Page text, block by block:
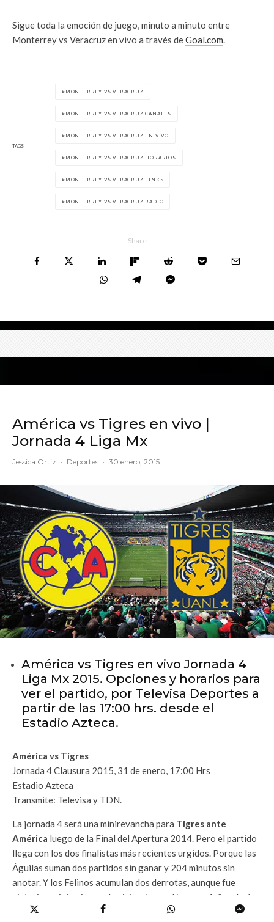
Sigue toda la emoción de juego, minuto a minuto entre
Monterrey vs Veracruzen vivo a través deGoal.com.
TAGS
MONTERREY VS VERACRUZ
MONTERREY VS VERACRUZ CANALES
MONTERREY VS VERACRUZ EN VIVO
MONTERREY VS VERACRUZ HORARIOS
MONTERREY VS VERACRUZ LINKS
MONTERREY VS VERACRUZ RADIO
Share
América vs Tigres en vivo |
Jornada 4 Liga Mx
Jessica Ortiz · Deportes · 30 enero, 2015
América vs Tigres en vivo Jornada 4
Liga Mx 2015. Opciones y horarios para
ver el partido, por Televisa Deportes a
partir de las 17:00 hrs. desde el
Estadio Azteca.
América vs Tigres
Jornada 4 Clausura 2015, 31 de enero, 17:00 Hrs
Estadio Azteca
Transmite: Televisa y TDN.
La jornada 4 será una minirevancha para Tigres ante
América luego de la Final del Apertura 2014. Pero el partido
llega con los dos finalistas más recientes urgidos. Porque las
Águilas suman dos partidos sin ganar y 204 minutos sin
anotar. Y los Felinos acumulan dos derrotas, aunque fue
victoria su único juego de visitante en el torneo, 1-0 en León.